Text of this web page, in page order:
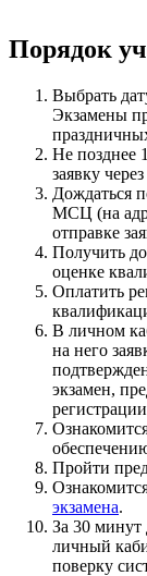
Порядок
Выбрать
Экзамены
Не позднее
заявку
Дождаться
МСЦ (на
отправке
Получить
оценке
Оплатить
В личном
на него
экзамен,
Пройти
экзамена.
За 30 минут
личный
поверку